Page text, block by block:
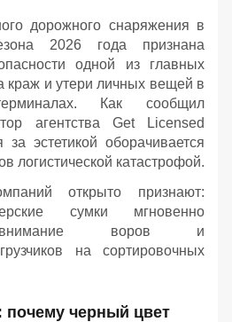
дорожного снаряжения в
2026 года признана
одной из главных
краж и утери личных вещей в
Как сообщил
агентства Get Licensed
эстетикой оборачивается
логистической катастрофой.
открыто признают:
сумки мгновенно
внимание воров и
на сортировочных
почему черный цвет